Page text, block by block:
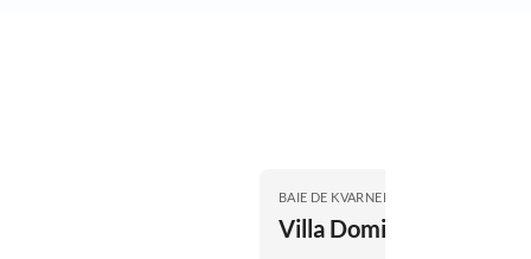
BAIE DE KVARNER
Villa Domizil A&N